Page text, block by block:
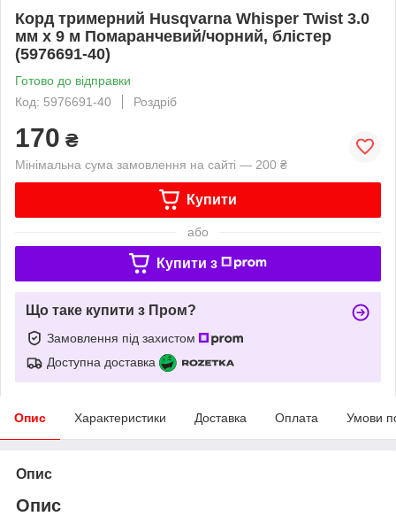
Корд тримерний Husqvarna Whisper Twist 3.0
мм x 9 м Помаранчевий/чорний, блістер
(5976691-40)
Готово до відправки
Код: 5976691-40
Роздріб
170 ₴
Мінімальна сума замовлення на сайті — 200 ₴
Купити
або
Купити з
Що таке купити з Пром?
Замовлення під захистом
Доступна доставка
Опис Характеристики Доставка Оплата Умови
Опис
Опис